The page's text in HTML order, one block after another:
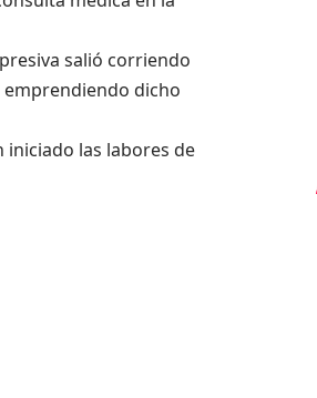
salió corriendo
dicho
iniciado las labores de